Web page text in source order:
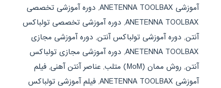
آموزشی ANETENNA TOOLBAX
, دوره آموزشی تخصصی
ANETENNA TOOLBAX
, دوره آموزشی تخصصی تولباکس
آنتن, دوره آموزشی تولباکس آنتن, دوره آموزشی مجازی
ANETENNA TOOLBAX
, دوره آموزشی مجازی تولباکس
آنتن, روش ممان (MoM) متلب , عناصر آنتن آهنی, فیلم
آموزشی ANETENNA TOOLBAX
, فیلم آموزشی تولباکس